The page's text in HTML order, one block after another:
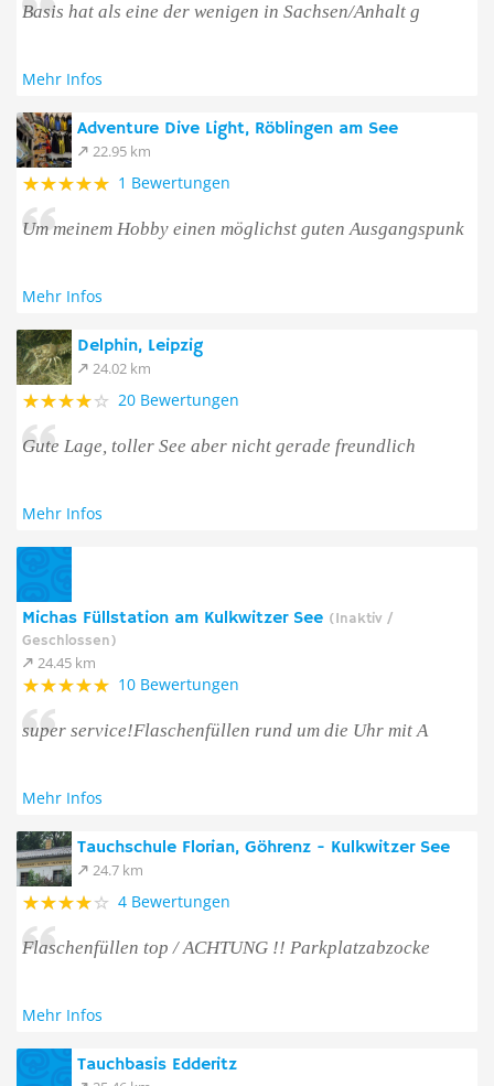
Basis hat als eine der wenigen in Sachsen/Anhalt g
Mehr Infos
Adventure Dive Light, Röblingen am See
22.95 km
1 Bewertungen
Um meinem Hobby einen möglichst guten Ausgangspunk
Mehr Infos
Delphin, Leipzig
24.02 km
20 Bewertungen
Gute Lage, toller See aber nicht gerade freundlich
Mehr Infos
Michas Füllstation am Kulkwitzer See (Inaktiv /
Geschlossen)
24.45 km
10 Bewertungen
super service!Flaschenfüllen rund um die Uhr mit A
Mehr Infos
Tauchschule Florian, Göhrenz - Kulkwitzer See
24.7 km
4 Bewertungen
Flaschenfüllen top / ACHTUNG !! Parkplatzabzocke
Mehr Infos
Tauchbasis Edderitz